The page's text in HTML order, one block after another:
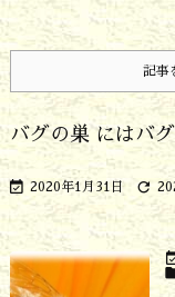
記事
バグの巣 にはバ
 2020年1月31日 